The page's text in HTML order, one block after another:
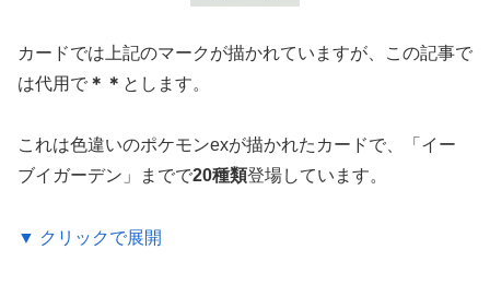
カードでは上記のマークが描かれていますが、この記事で
は代用で ＊＊ とします。
これは色違いのポケモンexが描かれたカードで、「イー
ブイガーデン」までで20種類登場しています。
▼ クリックで展開